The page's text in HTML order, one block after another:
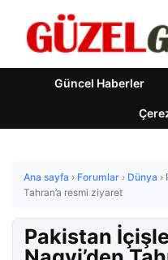
Güncel Haberler
Ana sayfa › Forumlar › Dünya ›
Tahran’a resmi ziyaret
Pakistan